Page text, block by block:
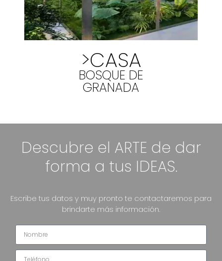
>CASA
BOSQUE DE
GRANADA
Descubre el ARTE de dar
forma a tus IDEAS.
Escribe tus datos y muy pronto te contactaremos para
brindarte más información.